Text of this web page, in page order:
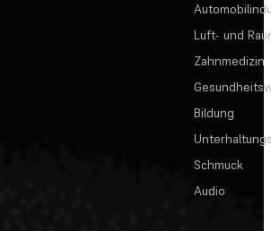
Luft- und
Zahnmedizin
Bildung
Schmuck
Audio